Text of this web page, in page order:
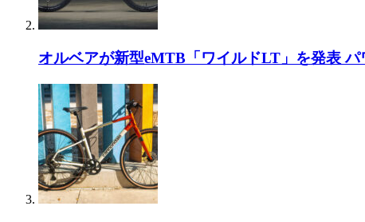
オルベアが新型eMTB「ワイルドLT」を発表